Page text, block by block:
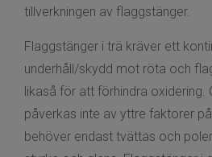
tillverkningen av flaggstänger.
Flaggstänger i trä kräver ett
underhåll/skydd mot röta och
likaså för att förhindra oxidering.
påverkas inte av yttre faktorer
behöver endast tvättas och